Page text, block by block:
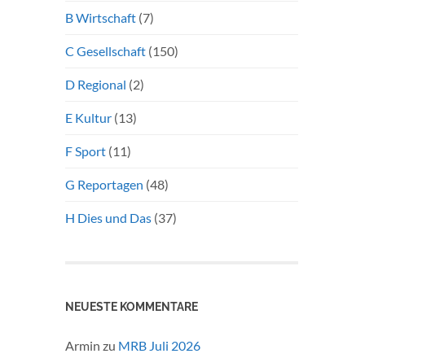
B Wirtschaft (7)
C Gesellschaft (150)
D Regional (2)
E Kultur (13)
F Sport (11)
G Reportagen (48)
H Dies und Das (37)
NEUESTE KOMMENTARE
Armin zu MRB Juli 2026